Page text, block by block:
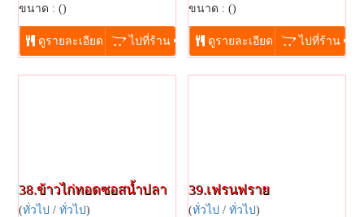
ขนาด : ()
...
ดูรายละเอียด ไปที่ร้าน
ขนาด : ()
...
ดูรายละเอียด ไปที่ร้าน
38.ข้าวไก่ทอดซอสน้ำปลา
(ทั่วไป / ทั่วไป)
39.เฟรนฟราย
(ทั่วไป / ทั่วไป)